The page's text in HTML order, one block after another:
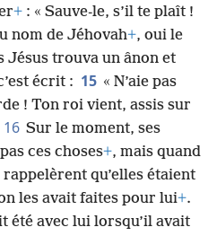
+ : « Sauve-le, s’il te plaît !
nom de Jéhovah+, oui le
Jésus trouva un ânon et
écrit : 15 « N’aie pas
! Ton roi vient, assis sur
16 Sur le moment, ses
ces choses+, mais quand
rappelèrent qu’elles étaient
les avait faites pour lui+.
été avec lui lorsqu’il avait